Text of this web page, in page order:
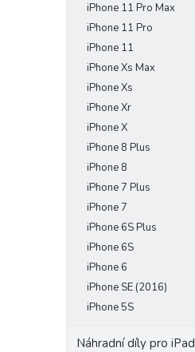
iPhone 11 Pro Max
iPhone 11 Pro
iPhone 11
iPhone Xs Max
iPhone Xs
iPhone Xr
iPhone X
iPhone 8 Plus
iPhone 8
iPhone 7 Plus
iPhone 7
iPhone 6S Plus
iPhone 6S
iPhone 6
iPhone SE (2016)
iPhone 5S
Náhradní díly pro iPad